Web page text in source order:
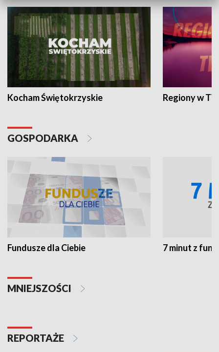
Kocham Świętokrzyskie Regiony w
GOSPODARKA
Fundusze dla Ciebie 7 minut z
MNIEJSZOŚCI
REPORTAŻE